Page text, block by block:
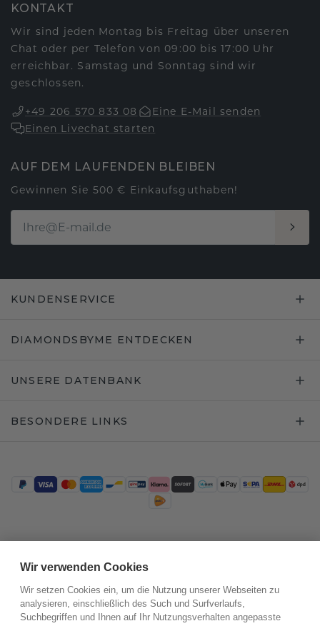
KONTAKT
Wir sind jeden Montag bis Freitag über unseren
Chat oder per Telefon von 09:00 bis 17:00 Uhr
erreichbar. Samstag und Sonntag sind wir
geschlossen.
+49 206 570 833 08
Eine E-Mail senden
Einen Livechat starten
AUF DEM LAUFENDEN BLEIBEN
Gewinnen Sie 500 € Einkaufsguthaben!
KUNDENSERVICE
DIAMONDSBYME ENTDECKEN
UNSERE DATENBANK
BESONDERE LINKS
Wir verwenden Cookies
Wir setzen Cookies ein, um die Nutzung unserer Webseiten zu
analysieren, einschließlich des Such und Surfverlaufs,
Suchbegriffen und Ihnen auf Ihr Nutzungsverhalten angepasste